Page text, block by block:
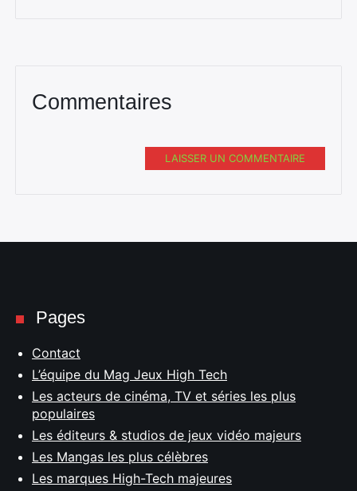
Commentaires
LAISSER UN COMMENTAIRE
Pages
Contact
L’équipe du Mag Jeux High Tech
Les acteurs de cinéma, TV et séries les plus
populaires
Les éditeurs & studios de jeux vidéo majeurs
Les Mangas les plus célèbres
Les marques High-Tech majeures